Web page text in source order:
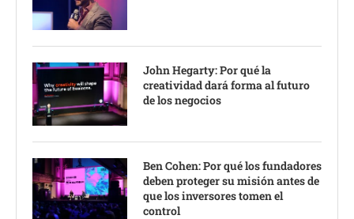
John Hegarty: Por qué la
creatividad dará forma al futuro
de los negocios
Ben Cohen: Por qué los fundadores
deben proteger su misión antes de
que los inversores tomen el
control